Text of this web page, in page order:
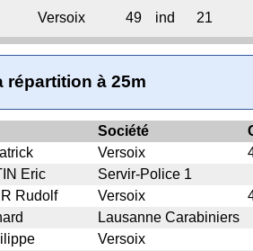
Versoix 49 ind 21
répartition à 25m
Société
Versoix
Eric
Servir-Police 1
Rudolf Versoix
Lausanne Carabiniers
Versoix